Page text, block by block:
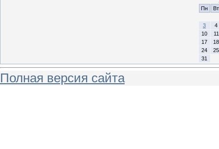
Пн
Вт
3
4
10
11
17
18
24
25
31
Полная версия сайта